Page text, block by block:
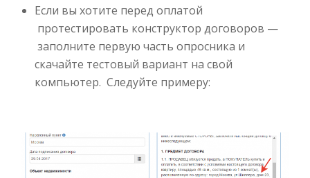
Если вы хотите перед оплатой
протестировать конструктор договоров —
заполните первую часть опросника и
скачайте тестовый вариант на свой
компьютер. Следуйте примеру: